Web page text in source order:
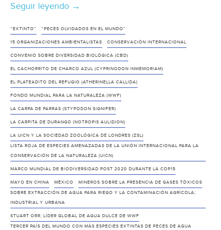
Seguir leyendo México
perdido
12
peces
de
agua
dulce.-
WWF
(lucesdelsiglo.com)
→
“EXTINTO” “PECES OLVIDADOS EN EL MUNDO"
15 ORGANIZACIONES AMBIENTALISTAS CONSERVACIÓN INTERNACIONAL
CONVENIO SOBRE DIVERSIDAD BIOLÓGICA (CBD)
EL CACHORRITO DE CHARCO AZUL (CYPRINODON INMEMORIAM)
EL PLATEADITO DEL REFUGIO (ATHERINELLA CALLIDA)
FONDO MUNDIAL PARA LA NATURALEZA (WWF)
LA CARPA DE PARRAS (STYPODON SIGNIFER)
LA CARPITA DE DURANGO (NOTROPIS AULIDION)
LA UICN Y LA SOCIEDAD ZOOLÓGICA DE LONDRES (ZSL)
LISTA ROJA DE ESPECIES AMENAZADAS DE LA UNIÓN INTERNACIONAL PARA LA
CONSERVACIÓN DE LA NATURALEZA (UICN)
MARCO MUNDIAL DE BIODIVERSIDAD POST 2020 DURANTE LA COP15
MAYO EN CHINA MÉXICO
MINEROS SOBRE LA PRESENCIA DE GASES TÓXICOS
SOBRE EXTRACCIÓN DE AGUA PARA RIEGO Y LA CONTAMINACIÓN AGRÍCOLA;
INDUSTRIAL Y URBANA
STUART ORR; LÍDER GLOBAL DE AGUA DULCE DE WWF
TERCER PAÍS DEL MUNDO CON MÁS ESPECIES EXTINTAS DE PECES DE AGUA